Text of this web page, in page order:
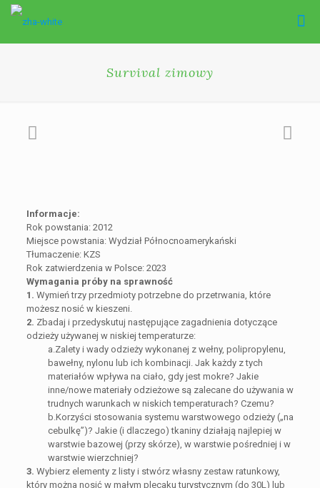
Survival zimowy
Informacje:
Rok powstania: 2012
Miejsce powstania: Wydział Północnoamerykański
Tłumaczenie: KZS
Rok zatwierdzenia w Polsce: 2023
Wymagania próby na sprawność
1. Wymień trzy przedmioty potrzebne do przetrwania, które
możesz nosić w kieszeni.
2. Zbadaj i przedyskutuj następujące zagadnienia dotyczące
odzieży używanej w niskiej temperaturze:
a.Zalety i wady odzieży wykonanej z wełny, polipropylenu,
bawełny, nylonu lub ich kombinacji. Jak każdy z tych
materiałów wpływa na ciało, gdy jest mokre? Jakie
inne/nowe materiały odzieżowe są zalecane do używania w
trudnych warunkach w niskich temperaturach? Czemu?
b.Korzyści stosowania systemu warstwowego odzieży („na
cebulkę”)? Jakie (i dlaczego) tkaniny działają najlepiej w
warstwie bazowej (przy skórze), w warstwie pośredniej i w
warstwie wierzchniej?
3. Wybierz elementy z listy i stwórz własny zestaw ratunkowy,
który można nosić w małym plecaku turystycznym (do 30L) lub